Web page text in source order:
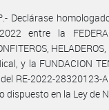
Declárase
entre la
y la FUNDACION
RE-2022-28320123-
dispuesto en la Ley de